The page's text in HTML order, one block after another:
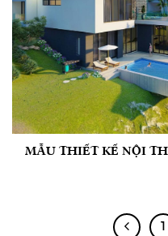
MẪU THIẾT KẾ NỘI
1